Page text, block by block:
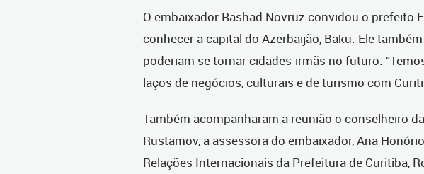
O embaixador Rashad Novruz convidou o prefeito
conhecer a capital do Azerbaijão, Baku. Ele
poderiam se tornar cidades-irmãs no futuro.
laços de negócios, culturais e de turismo com
Também acompanharam a reunião o conselheiro
Rustamov, a assessora do embaixador, Ana
Relações Internacionais da Prefeitura de Curitiba,